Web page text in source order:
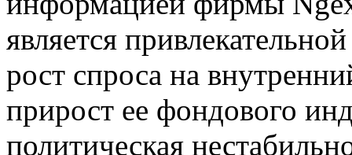
является
рост спроса на
прирост ее фондового
политическая